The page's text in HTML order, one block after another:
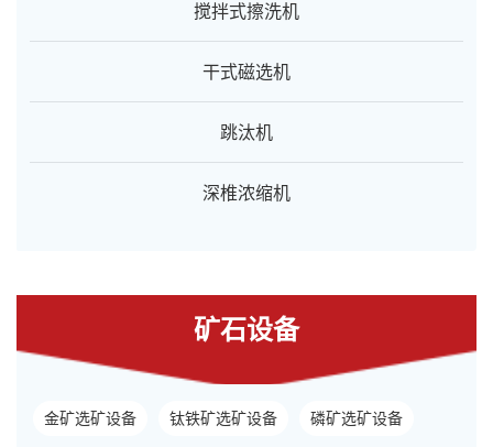
搅拌式擦洗机
干式磁选机
跳汰机
深椎浓缩机
矿石设备
金矿选矿设备 钛铁矿选矿设备 磷矿选矿设备